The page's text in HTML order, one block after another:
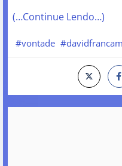
(…Continue Lendo…)
#vontade